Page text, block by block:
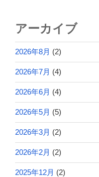
アーカイブ
2026年8月 (2)
2026年7月 (4)
2026年6月 (4)
2026年5月 (5)
2026年3月 (2)
2026年2月 (2)
2025年12月 (2)